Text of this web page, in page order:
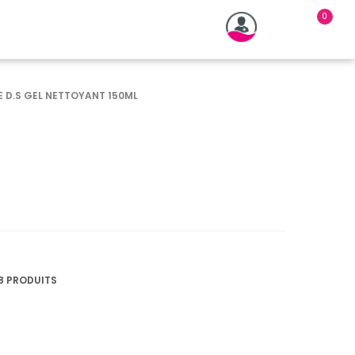
D.S GEL NETTOYANT 150ML
PRODUITS